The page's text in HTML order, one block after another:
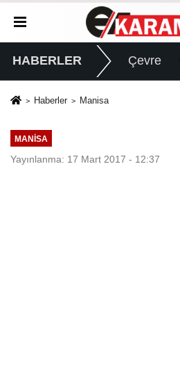
HABERLER Çevre
Haberler Manisa
MANISA
Yayınlanma: 17 Mart 2017 - 12:37